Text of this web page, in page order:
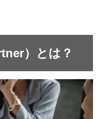
）とは？